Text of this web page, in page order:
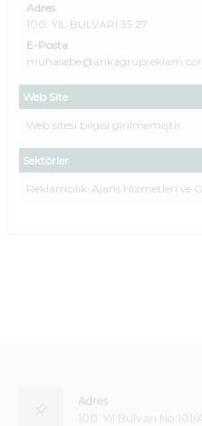
Adres
100. YIL BULVARI 35 27
E-Posta
Web Site
Web sitesi bilgisi girilmemiştir.
Sektörler
Reklamcılık-Ajans Hizmetleri ve
Adres
100. Yıl Bulvarı